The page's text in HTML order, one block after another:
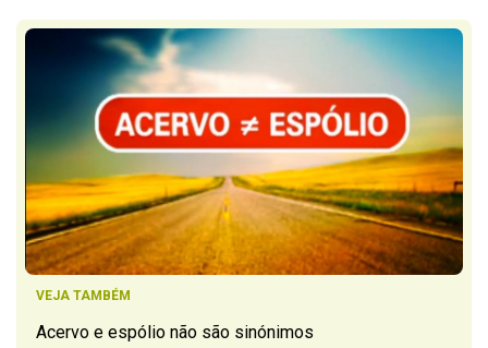
VEJA TAMBÉM
Acervo e espólio não são sinónimos